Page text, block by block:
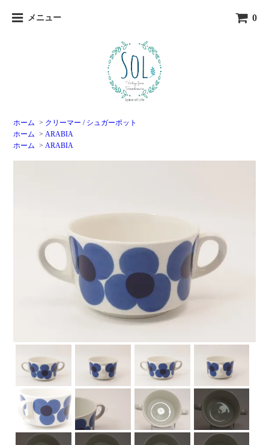
メニュー 0
ホーム > クリーマー / シュガーポット
ホーム > ARABIA
ホーム > ARABIA